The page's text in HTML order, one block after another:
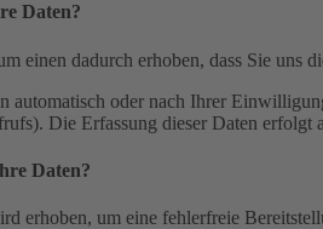
Daten?
einen dadurch erhoben, dass Sie
automatisch oder nach Ihrer
Die Erfassung dieser Daten erfolgt
Daten?
erhoben, um eine fehlerfreie